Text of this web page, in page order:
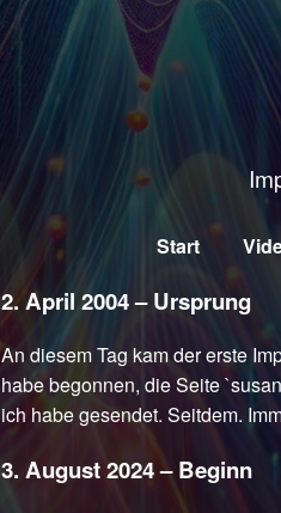
Start
2. April 2004 – Ursprung
An diesem Tag kam der erste
habe begonnen, die Seite
ich habe gesendet. Seitdem.
3. August 2024 – Beginn